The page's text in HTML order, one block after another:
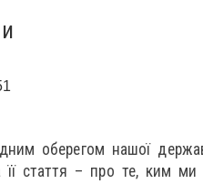
оберегом нашої
її стаття – про те, ким